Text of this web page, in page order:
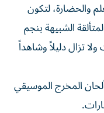
والحضارة، لتكون
الشبيهة بنجم
ولا تزال دليلاً وشاهداً
المخرج الموسيقي